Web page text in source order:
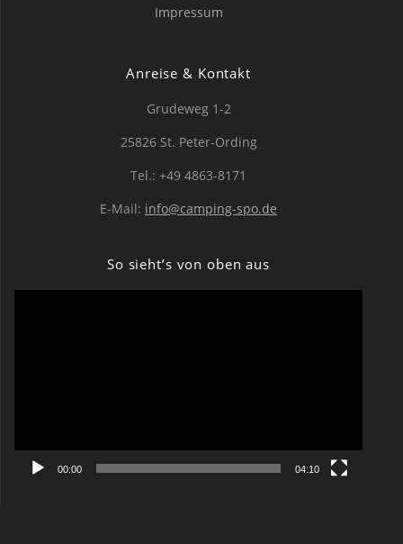
Impressum
Anreise & Kontakt
Grudeweg 1-2
25826 St. Peter-Ording
Tel.: +49 4863-8171
E-Mail: info@camping-spo.de
So sieht’s von oben aus
00:00 04:10